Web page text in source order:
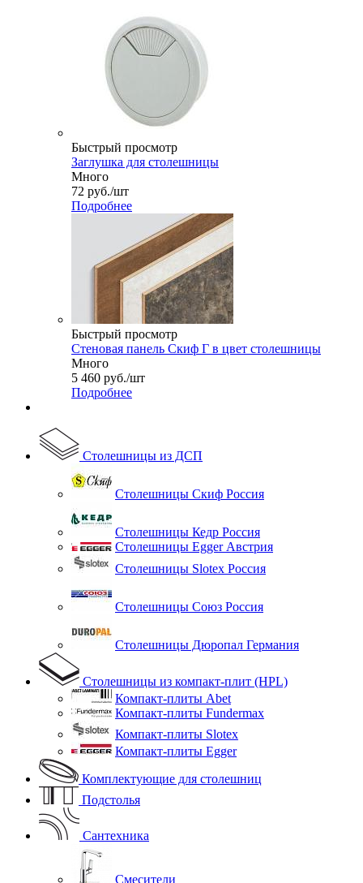
Быстрый просмотр
Заглушка для столешницы
Много
72 руб./шт
Подробнее
Быстрый просмотр
Стеновая панель Скиф Г в цвет столешницы
Много
5 460 руб./шт
Подробнее
Столешницы из ДСП
Столешницы Скиф Россия
Столешницы Кедр Россия
Столешницы Egger Австрия
Столешницы Slotex Россия
Столешницы Союз Россия
Столешницы Дюропал Германия
Столешницы из компакт-плит (HPL)
Компакт-плиты Abet
Компакт-плиты Fundermax
Компакт-плиты Slotex
Компакт-плиты Egger
Комплектующие для столешниц
Подстолья
Сантехника
Смесители